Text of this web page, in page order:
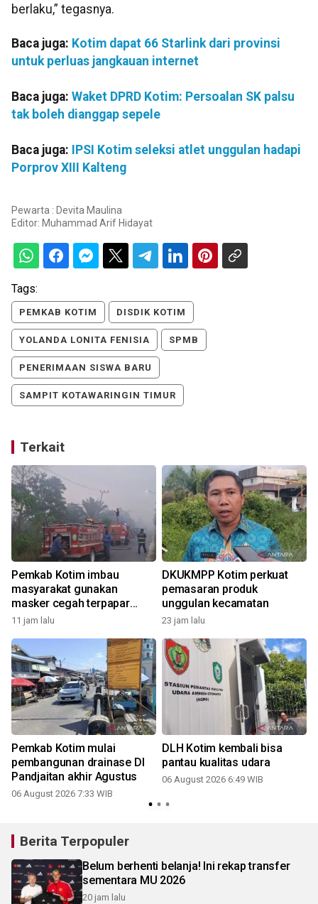
berlaku,” tegasnya.
Baca juga: Kotim dapat 66 Starlink dari provinsi
untuk perluas jangkauan internet
Baca juga: Waket DPRD Kotim: Persoalan SK palsu
tak boleh dianggap sepele
Baca juga: IPSI Kotim seleksi atlet unggulan hadapi
Porprov XIII Kalteng
Pewarta : Devita Maulina
Editor: Muhammad Arif Hidayat
Tags:
PEMKAB KOTIM DISDIK KOTIM
YOLANDA LONITA FENISIA SPMB
PENERIMAAN SISWA BARU
SAMPIT KOTAWARINGIN TIMUR
Terkait
Pemkab Kotim imbau
masyarakat gunakan
masker cegah terpapar
udara tidak sehat
11 jam lalu
DKUKMPP Kotim perkuat
pemasaran produk
unggulan kecamatan
23 jam lalu
Pemkab Kotim mulai
pembangunan drainase DI
Pandjaitan akhir Agustus
06 August 2026 7:33 WIB
DLH Kotim kembali bisa
pantau kualitas udara
06 August 2026 6:49 WIB
Berita Terpopuler
Belum berhenti belanja! Ini rekap transfer
sementara MU 2026
20 jam lalu